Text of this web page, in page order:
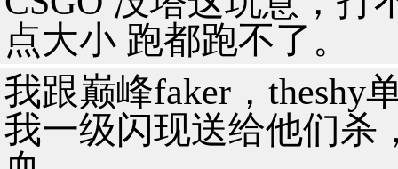
点大小 跑都跑不了。
我跟巅峰faker，theshy
我一级闪现送给他们杀